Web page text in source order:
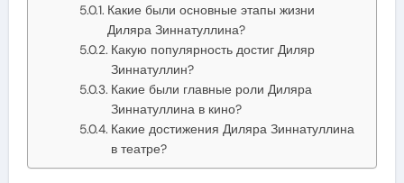
Какие были основные этапы жизни
Диляра Зиннатуллина?
Какую популярность достиг Диляр
Зиннатуллин?
Какие были главные роли Диляра
Зиннатуллина в кино?
Какие достижения Диляра Зиннатуллина
в театре?